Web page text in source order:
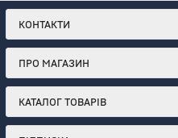
КОНТАКТИ
ПРО МАГАЗИН
КАТАЛОГ ТОВАРІВ